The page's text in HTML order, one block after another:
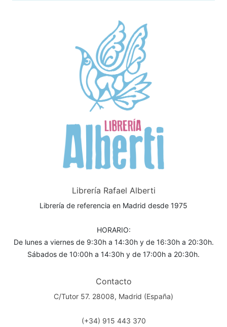
Librería Rafael Alberti
Librería de referencia en Madrid desde 1975
HORARIO:
De lunes a viernes de 9:30h a 14:30h y de 16:30h a 20:30h.
Sábados de 10:00h a 14:30h y de 17:00h a 20:30h.
Contacto
C/Tutor 57. 28008, Madrid (España)
(+34) 915 443 370